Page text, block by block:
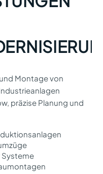
Montage von
präzise Planung und